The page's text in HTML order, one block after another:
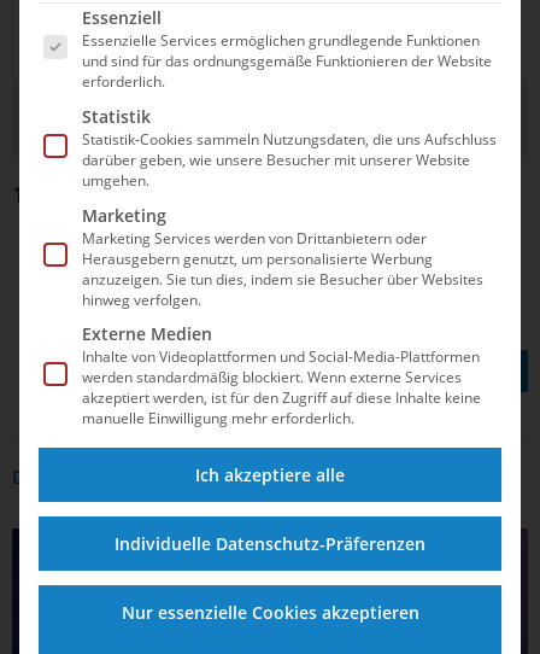
1929
Routine
1 bis 6 von 6 Einträgen
❮
TEILEN AUF
DAS KÖNNTE DICH AUCH INTERRESSIEREN
SYNCHRONSCHWIMMEN
Es folgt eine Liste der Service-Gruppen, für die
Essenziell
Essenzielle Services ermöglichen grundlegende Funktionen
und sind für das ordnungsgemäße Funktionieren der Website
erforderlich.
Statistik
Statistik-Cookies sammeln Nutzungsdaten, die uns Aufschluss
darüber geben, wie unsere Besucher mit unserer Website
umgehen.
Marketing
Marketing Services werden von Drittanbietern oder
Herausgebern genutzt, um personalisierte Werbung
anzuzeigen. Sie tun dies, indem sie Besucher über Websites
hinweg verfolgen.
Externe Medien
Inhalte von Videoplattformen und Social-Media-Plattformen
werden standardmäßig blockiert. Wenn externe Services
akzeptiert werden, ist für den Zugriff auf diese Inhalte keine
manuelle Einwilligung mehr erforderlich.
Ich akzeptiere alle
Individuelle Datenschutz-Präferenzen
Nur essenzielle Cookies akzeptieren